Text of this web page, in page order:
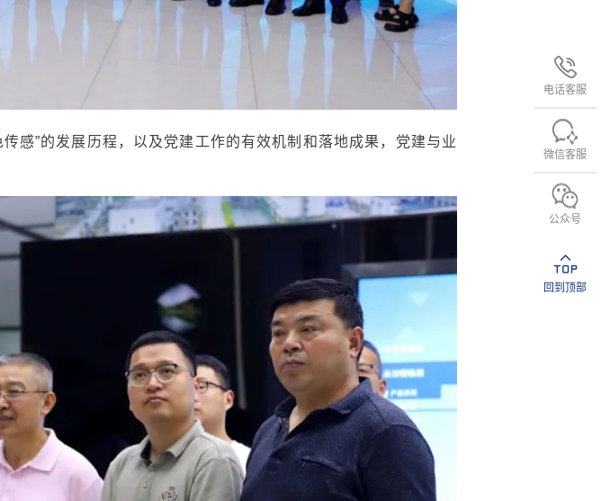
电话客服
微信客服
公众号
回到顶部
感”的发展历程，以及党建工作的有效机制和落地成果，党建与业